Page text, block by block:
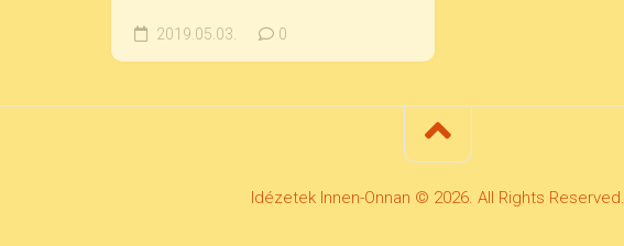
2019.05.03. 0
Idézetek Innen-Onnan © 2026. All Rights Reserved.